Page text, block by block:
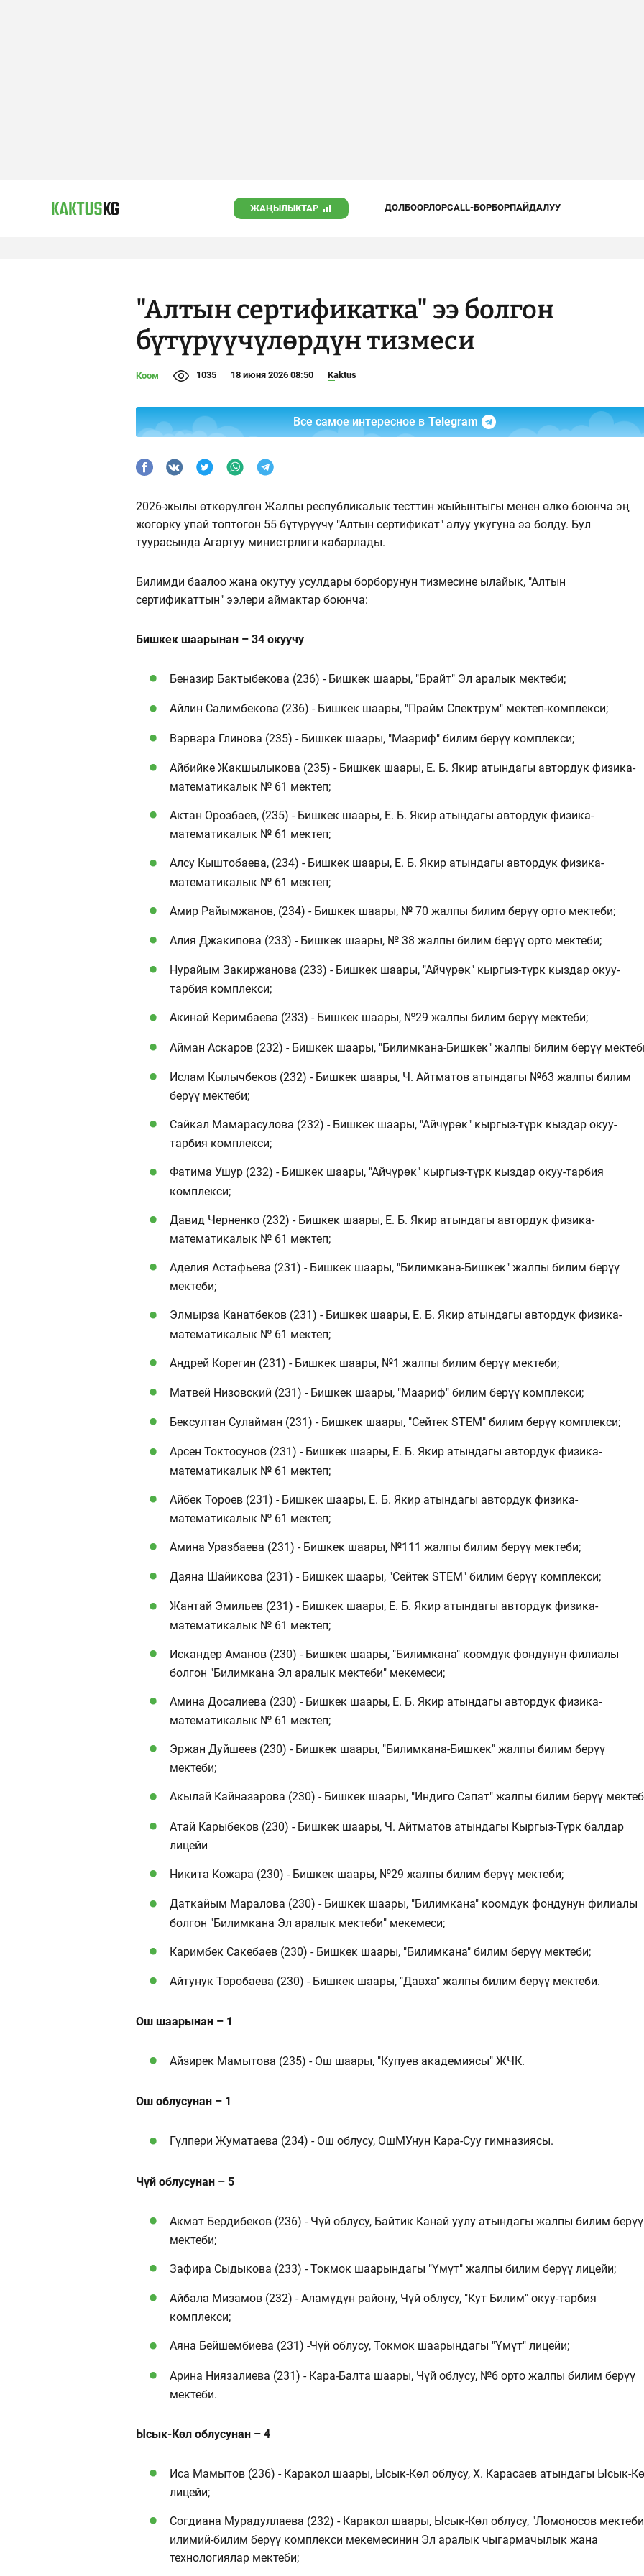
ЖАҢЫЛЫКТАР ДОЛБООРЛОРCALL-БОРБОРПАЙДАЛУУ
"Алтын сертификатка" ээ болгон
бүтүрүүчүлөрдүн тизмеси
Коом 1035 18 июня 2026 08:50 Kaktus
Все самое интересное в Telegram
2026-жылы өткөрүлгөн Жалпы республикалык тесттин жыйынтыгы менен өлкө боюнча эң
жогорку упай топтогон 55 бүтүрүүчү "Алтын сертификат" алуу укугуна ээ болду. Бул
туурасында Агартуу министрлиги кабарлады.
Билимди баалоо жана окутуу усулдары борборунун тизмесине ылайык, "Алтын
сертификаттын" ээлери аймактар боюнча:
Бишкек шаарынан – 34 окуучу
Беназир Бактыбекова (236) - Бишкек шаары, "Брайт" Эл аралык мектеби;
Айлин Салимбекова (236) - Бишкек шаары, "Прайм Спектрум" мектеп-комплекси;
Варвара Глинова (235) - Бишкек шаары, "Маариф" билим берүү комплекси;
Айбийке Жакшылыкова (235) - Бишкек шаары, Е. Б. Якир атындагы автордук физика-
математикалык № 61 мектеп;
Актан Орозбаев, (235) - Бишкек шаары, Е. Б. Якир атындагы автордук физика-
математикалык № 61 мектеп;
Алсу Кыштобаева, (234) - Бишкек шаары, Е. Б. Якир атындагы автордук физика-
математикалык № 61 мектеп;
Амир Райымжанов, (234) - Бишкек шаары, № 70 жалпы билим берүү орто мектеби;
Алия Джакипова (233) - Бишкек шаары, № 38 жалпы билим берүү орто мектеби;
Нурайым Закиржанова (233) - Бишкек шаары, "Айчүрөк" кыргыз-түрк кыздар окуу-
тарбия комплекси;
Акинай Керимбаева (233) - Бишкек шаары, №29 жалпы билим берүү мектеби;
Айман Аскаров (232) - Бишкек шаары, "Билимкана-Бишкек" жалпы билим берүү
Ислам Кылычбеков (232) - Бишкек шаары, Ч. Айтматов атындагы №63 жалпы билим
берүү мектеби;
Сайкал Мамарасулова (232) - Бишкек шаары, "Айчүрөк" кыргыз-түрк кыздар окуу-
тарбия комплекси;
Фатима Ушур (232) - Бишкек шаары, "Айчүрөк" кыргыз-түрк кыздар окуу-тарбия
комплекси;
Давид Черненко (232) - Бишкек шаары, Е. Б. Якир атындагы автордук физика-
математикалык № 61 мектеп;
Аделия Астафьева (231) - Бишкек шаары, "Билимкана-Бишкек" жалпы билим берүү
мектеби;
Элмырза Канатбеков (231) - Бишкек шаары, Е. Б. Якир атындагы автордук физика-
математикалык № 61 мектеп;
Андрей Корегин (231) - Бишкек шаары, №1 жалпы билим берүү мектеби;
Матвей Низовский (231) - Бишкек шаары, "Маариф" билим берүү комплекси;
Бексултан Сулайман (231) - Бишкек шаары, "Сейтек STEM" билим берүү комплекси;
Арсен Токтосунов (231) - Бишкек шаары, Е. Б. Якир атындагы автордук физика-
математикалык № 61 мектеп;
Айбек Тороев (231) - Бишкек шаары, Е. Б. Якир атындагы автордук физика-
математикалык № 61 мектеп;
Амина Уразбаева (231) - Бишкек шаары, №111 жалпы билим берүү мектеби;
Даяна Шайикова (231) - Бишкек шаары, "Сейтек STEM" билим берүү комплекси;
Жантай Эмильев (231) - Бишкек шаары, Е. Б. Якир атындагы автордук физика-
математикалык № 61 мектеп;
Искандер Аманов (230) - Бишкек шаары, "Билимкана" коомдук фондунун филиалы
болгон "Билимкана Эл аралык мектеби" мекемеси;
Амина Досалиева (230) - Бишкек шаары, Е. Б. Якир атындагы автордук физика-
математикалык № 61 мектеп;
Эржан Дуйшеев (230) - Бишкек шаары, "Билимкана-Бишкек" жалпы билим берүү
мектеби;
Акылай Кайназарова (230) - Бишкек шаары, "Индиго Сапат" жалпы билим берүү
Атай Карыбеков (230) - Бишкек шаары, Ч. Айтматов атындагы Кыргыз-Түрк балдар
лицейи
Никита Кожара (230) - Бишкек шаары, №29 жалпы билим берүү мектеби;
Даткайым Маралова (230) - Бишкек шаары, "Билимкана" коомдук фондунун филиалы
болгон "Билимкана Эл аралык мектеби" мекемеси;
Каримбек Сакебаев (230) - Бишкек шаары, "Билимкана" билим берүү мектеби;
Айтунук Торобаева (230) - Бишкек шаары, "Давха" жалпы билим берүү мектеби.
Ош шаарынан – 1
Айзирек Мамытова (235) - Ош шаары, "Купуев академиясы" ЖЧК.
Ош облусунан – 1
Гүлпери Жуматаева (234) - Ош облусу, ОшМУнун Кара-Суу гимназиясы.
Чүй облусунан – 5
Акмат Бердибеков (236) - Чүй облусу, Байтик Канай уулу атындагы жалпы билим берүү
мектеби;
Зафира Сыдыкова (233) - Токмок шаарындагы "Үмүт" жалпы билим берүү лицейи;
Айбала Мизамов (232) - Аламүдүн району, Чүй облусу, "Кут Билим" окуу-тарбия
комплекси;
Аяна Бейшембиева (231) -Чүй облусу, Токмок шаарындагы "Үмүт" лицейи;
Арина Ниязалиева (231) - Кара-Балта шаары, Чүй облусу, №6 орто жалпы билим берүү
мектеби.
Ысык-Көл облусунан – 4
Иса Мамытов (236) - Каракол шаары, Ысык-Көл облусу, Х. Карасаев атындагы Ысык-
лицейи;
Согдиана Мурадуллаева (232) - Каракол шаары, Ысык-Көл облусу, "Ломоносов
илимий-билим берүү комплекси мекемесинин Эл аралык чыгармачылык жана
технологиялар мектеби;